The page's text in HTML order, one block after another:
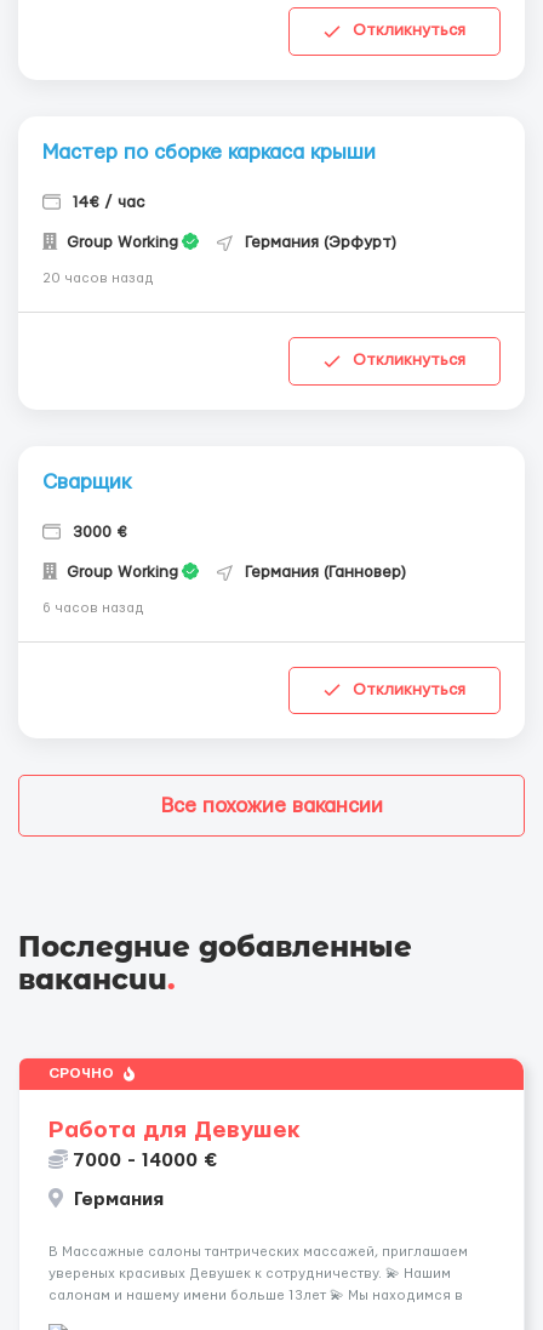
Откликнуться
Мастер по сборке каркаса крыши
14€ / час
Group Working Германия (Эрфурт)
20 часов назад
Откликнуться
Сварщик
3000 €
Group Working Германия (Ганновер)
6 часов назад
Откликнуться
Все похожие вакансии
Последние добавленные
вакансии.
СРОЧНО
Работа для Девушек
7000 - 14000 €
Германия
В Массажные салоны тантрических массажей, приглашаем
увереных красивых Девушек к сотрудничеству. 💫 Нашим
салонам и нашему имени больше 13лет 💫 Мы находимся в